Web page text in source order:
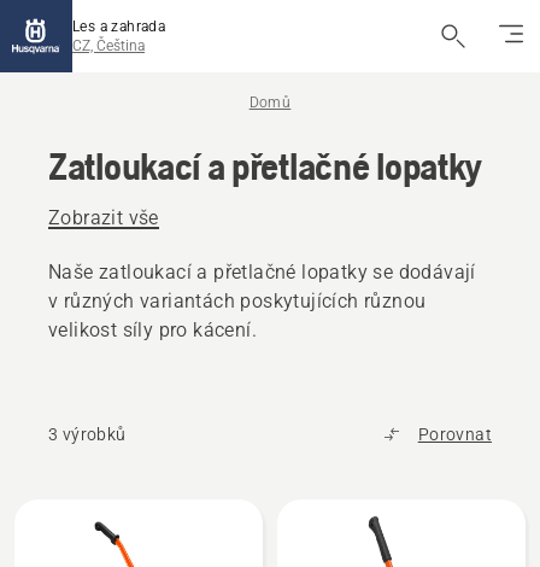
Les a zahrada
CZ, Čeština
Domů
Zatloukací a přetlačné lopatky
Zobrazit vše
Naše zatloukací a přetlačné lopatky se dodávají
v různých variantách poskytujících různou
velikost síly pro kácení.
3 výrobků Porovnat
Všechny
výrobky